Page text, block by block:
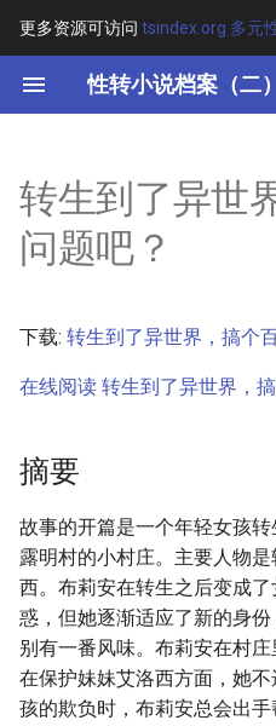
更多资源可访问 tsindex.org 多元
性转小说档案（二）
键
开
始
索
其他信息
转生到了异世
问题吧？
下载: 转生到了异世界，搞个
在线阅读 转生到了异世界，
摘要
故事的开篇是一个年轻女孩
露明村的小村庄。主要人物
西。布莉安在转生之后变成
惑，但她逐渐适应了新的身
别有一番风味。布莉安在村
在保护妹妹艾洛西方面，她
孩的欺负时，布莉安总会出